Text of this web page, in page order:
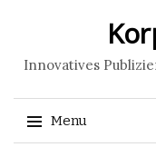
Innovatives
Menu